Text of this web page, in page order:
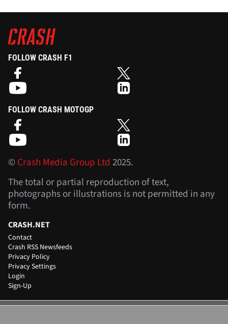
FOLLOW CRASH F1
FOLLOW CRASH MOTOGP
©Crash Media Group Ltd 2025.
The total or partial reproduction of text,
photographs or illustrations is not permitted in any
form.
CRASH.NET
Contact
Crash RSS Newsfeeds
Privacy Policy
Privacy Settings
Login
Sign-Up